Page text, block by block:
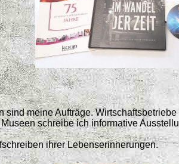
sind meine Aufträge.
schreibe ich informative
ihrer Lebenserinnerungen.